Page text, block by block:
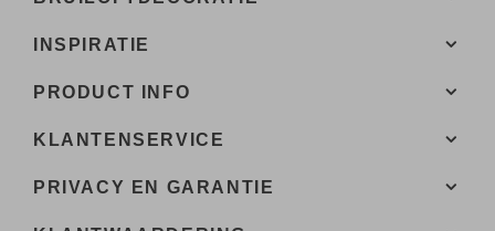
INSPIRATIE
PRODUCT INFO
KLANTENSERVICE
PRIVACY EN GARANTIE